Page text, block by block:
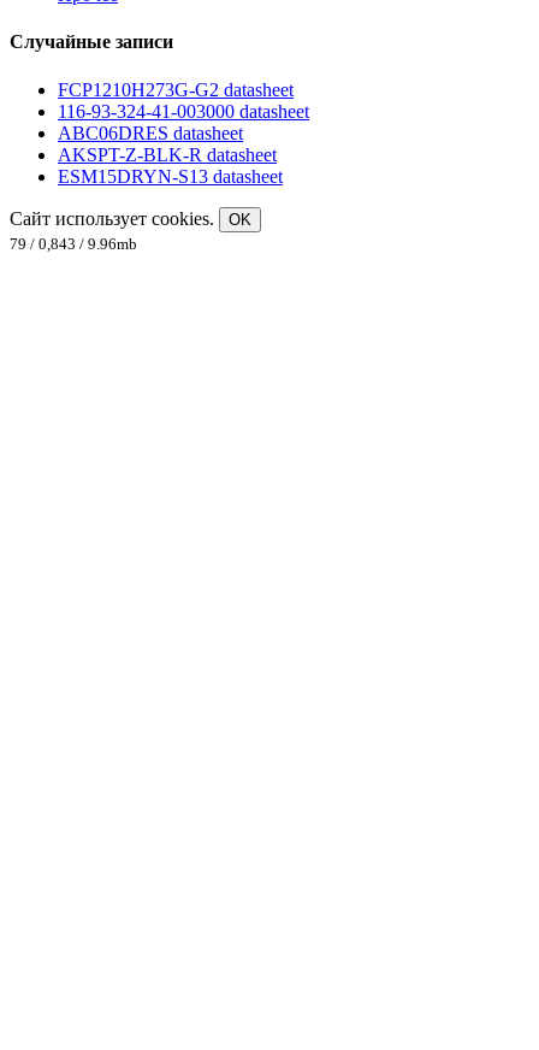
Случайные записи
FCP1210H273G-G2 datasheet
116-93-324-41-003000 datasheet
ABC06DRES datasheet
AKSPT-Z-BLK-R datasheet
ESM15DRYN-S13 datasheet
Сайт использует cookies.
OK
79 / 0,843 / 9.96mb